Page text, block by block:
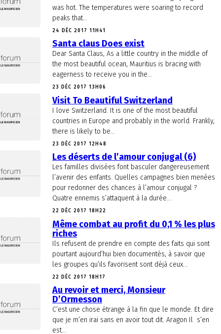
was hot. The temperatures were soaring to record
peaks that...
24 DÉC 2017 11H41
Santa claus Does exist
Dear Santa Claus, As a little country in the middle of
the most beautiful ocean, Mauritius is bracing with
eagerness to receive you in the...
23 DÉC 2017 13H06
Visit To Beautiful Switzerland
I love Switzerland. It is one of the most beautiful
countries in Europe and probably in the world. Frankly,
there is likely to be...
23 DÉC 2017 12H48
Les déserts de l’amour conjugal (6)
Les familles divisées font basculer dangereusement
l’avenir des enfants. Quelles campagnes bien menées
pour redonner des chances à l’amour conjugal ?
Quatre ennemis s’attaquent à la durée...
22 DÉC 2017 18H22
Même combat au profit du 0,1 % les plus
riches
Ils refusent de prendre en compte des faits qui sont
pourtant aujourd’hui bien documentés, à savoir que
les groupes qu’ils favorisent sont déjà ceux...
22 DÉC 2017 18H17
Au revoir et merci, Monsieur
D’Ormesson
C’est une chose étrange à la fin que le monde. Et dire
que je m’en irai sans en avoir tout dit. Aragon Il s’en
est...